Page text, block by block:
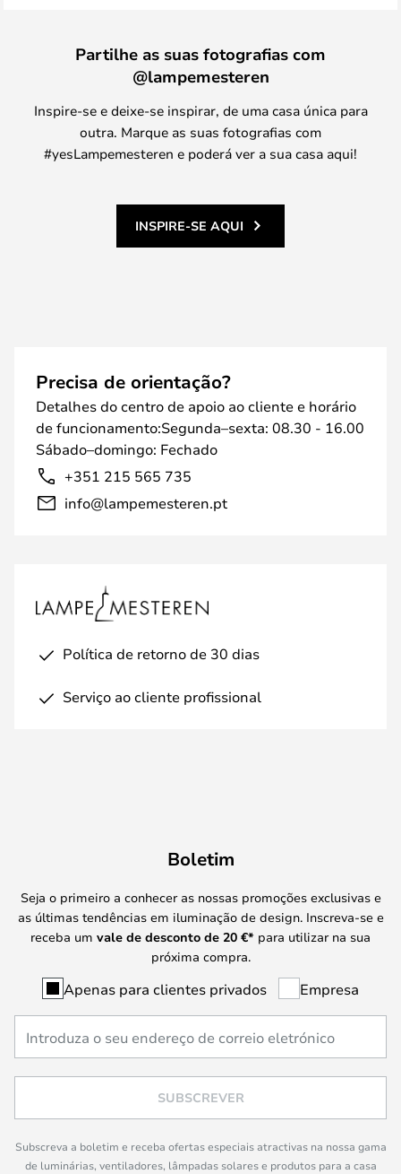
Partilhe as suas fotografias com
@lampemesteren
Inspire-se e deixe-se inspirar, de uma casa única para
outra. Marque as suas fotografias com
#yesLampemesteren e poderá ver a sua casa aqui!
INSPIRE-SE AQUI
Precisa de orientação?
Detalhes do centro de apoio ao cliente e horário
de funcionamento:Segunda–sexta: 08.30 - 16.00
Sábado–domingo: Fechado
+351 215 565 735
info@lampemesteren.pt
Política de retorno de 30 dias
Serviço ao cliente profissional
Boletim
Seja o primeiro a conhecer as nossas promoções exclusivas e
as últimas tendências em iluminação de design. Inscreva-se e
receba um vale de desconto de 20 €* para utilizar na sua
próxima compra.
Apenas para clientes privados Empresa
SUBSCREVER
Subscreva a boletim e receba ofertas especiais atractivas na nossa gama
de luminárias, ventiladores, lâmpadas solares e produtos para a casa